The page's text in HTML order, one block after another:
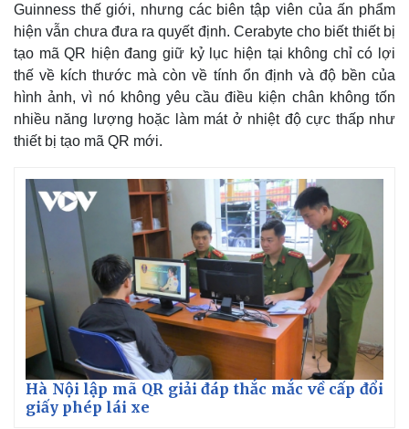
Thế giới
Quan sát
Hồ sơ
Multimedia
E-Magazine
Infographic
Guinness thế giới, nhưng các biên tập viên của ấn phẩm
hiện vẫn chưa đưa ra quyết định. Cerabyte cho biết thiết bị
tạo mã QR hiện đang giữ kỷ lục hiện tại không chỉ có lợi
thế về kích thước mà còn về tính ổn định và độ bền của
hình ảnh, vì nó không yêu cầu điều kiện chân không tốn
nhiều năng lượng hoặc làm mát ở nhiệt độ cực thấp như
thiết bị tạo mã QR mới.
Hà Nội lập mã QR giải đáp thắc mắc về cấp đổi
giấy phép lái xe